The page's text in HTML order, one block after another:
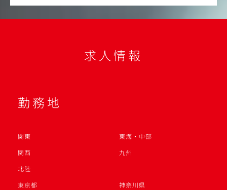
求人情報
勤務地
関東
東海・中部
関西
九州
北陸
東京都
神奈川県